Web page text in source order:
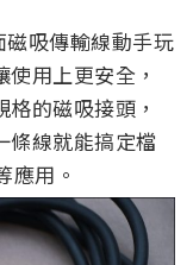
吸傳輸線動手玩
用上更安全，
的磁吸接頭，
條線就能搞定檔
應用。